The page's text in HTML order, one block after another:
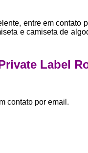
entre em contato
e camiseta de
Label
contato por email.